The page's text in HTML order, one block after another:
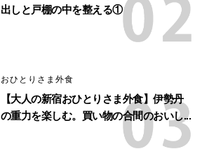
出しと戸棚の中を整える①
おひとりさま外食
【大人の新宿おひとりさま外食】伊勢丹
の重力を楽しむ。買い物の合間のおいし...